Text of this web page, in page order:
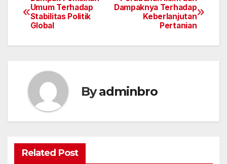
navigation
Dampaknya Terhadap
Keberlanjutan
Pertanian
Umum Terhadap
Stabilitas Politik
Global
Byadminbro
Related Post